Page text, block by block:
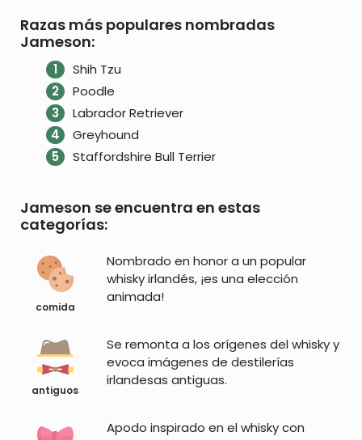
Razas más populares nombradas
Jameson:
Shih Tzu
Poodle
Labrador Retriever
Greyhound
Staffordshire Bull Terrier
Jameson se encuentra en estas
categorías:
comida
Nombrado en honor a un popular
whisky irlandés, ¡es una elección
animada!
antiguos
Se remonta a los orígenes del whisky y
evoca imágenes de destilerías
irlandesas antiguas.
Apodo inspirado en el whisky con